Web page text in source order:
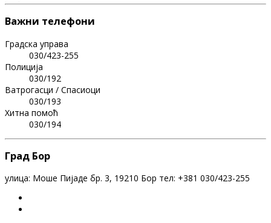
Важни телефони
Градска управа
030/423-255
Полиција
030/192
Ватрогасци / Спасиоци
030/193
Хитна помоћ
030/194
Град Бор
улица: Моше Пијаде бр. 3, 19210 Бор тел: +381 030/423-255